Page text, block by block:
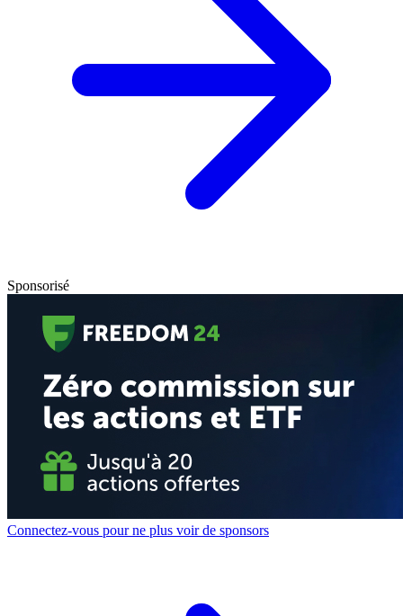
Sponsorisé
Connectez-vous pour ne plus voir de sponsors